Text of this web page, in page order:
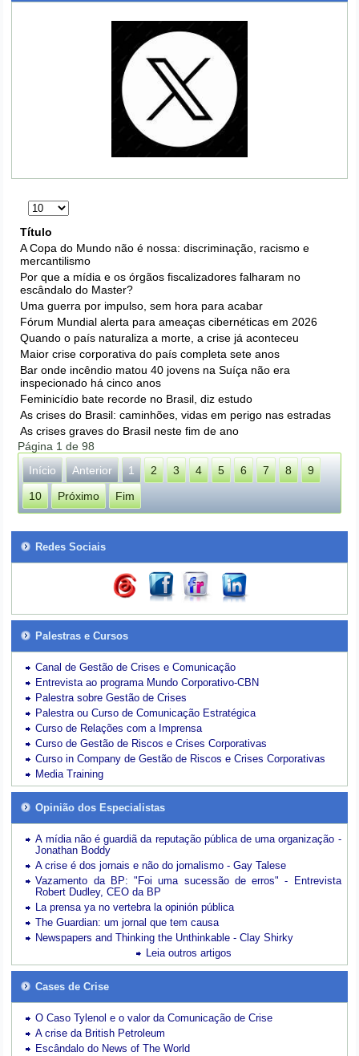
Exibir
#
Título
A Copa do Mundo não é nossa: discriminação, racismo e
mercantilismo
Por que a mídia e os órgãos fiscalizadores falharam no
escândalo do Master?
Uma guerra por impulso, sem hora para acabar
Fórum Mundial alerta para ameaças cibernéticas em 2026
Quando o país naturaliza a morte, a crise já aconteceu
Maior crise corporativa do país completa sete anos
Bar onde incêndio matou 40 jovens na Suíça não era
inspecionado há cinco anos
Feminicídio bate recorde no Brasil, diz estudo
As crises do Brasil: caminhões, vidas em perigo nas estradas
As crises graves do Brasil neste fim de ano
Página 1 de 98
Início
Anterior 1 2 3 4 5 6 7 8
9
10
Próximo Fim
Redes Sociais
Palestras e Cursos
Canal de Gestão de Crises e Comunicação
Entrevista ao programa Mundo Corporativo-CBN
Palestra sobre Gestão de Crises
Palestra ou Curso de Comunicação Estratégica
Curso de Relações com a Imprensa
Curso de Gestão de Riscos e Crises Corporativas
Curso in Company de Gestão de Riscos e Crises Corporativas
Media Training
Opinião dos Especialistas
A mídia não é guardiã da reputação pública de uma organização -
Jonathan Boddy
A crise é dos jornais e não do jornalismo - Gay Talese
Vazamento da BP: "Foi uma sucessão de erros" - Entrevista
Robert Dudley, CEO da BP
La prensa ya no vertebra la opinión pública
The Guardian: um jornal que tem causa
Newspapers and Thinking the Unthinkable - Clay Shirky
Leia outros artigos
Cases de Crise
O Caso Tylenol e o valor da Comunicação de Crise
A crise da British Petroleum
Escândalo do News of The World